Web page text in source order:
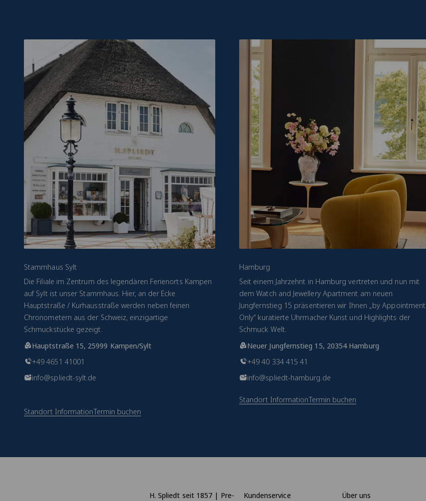
Stammhaus Sylt
Die Filiale im Zentrum des legendären Ferienorts Kampen
auf Sylt ist unser Stammhaus. Hier, an der Ecke
Hauptstraße / Kurhausstraße werden neben feinen
Chronometern aus der Schweiz, einzigartige
Schmuckstücke gezeigt.
Hauptstraße 15, 25999 Kampen/Sylt
+49 4651 41001
info@spliedt-sylt.de
Standort InformationTermin buchen
Hamburg
Seit einem Jahrzehnt in Hamburg vertreten und nun mit
dem Watch and Jewellery Apartment am neuen
Jungfernstieg 15 präsentieren wir Ihnen „by Appointment
Only“ kuratierte Uhrmacher Kunst und Highlights der
Schmuck Welt.
Neuer Jungfernstieg 15, 20354 Hamburg
+49 40 334 415 41
info@spliedt-hamburg.de
Standort InformationTermin buchen
H. Spliedt seit 1857 | Pre-
Kundenservice Über uns